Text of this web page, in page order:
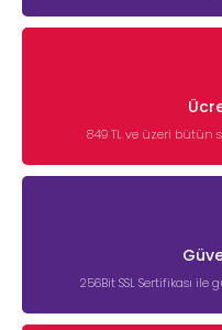
849 TL ve üzeri bütün
256Bit SSL Sertifikası